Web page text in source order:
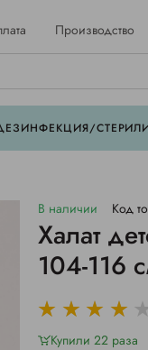
Производство
В наличии Код
Халат
104-116
Купили 22 раза